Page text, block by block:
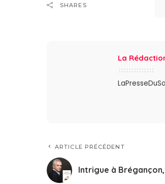
SHARES
La
ARTICLE PRÉCÉDENT
Intrigue à